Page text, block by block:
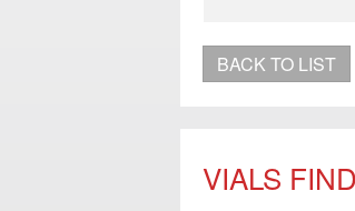
BACK TO LIST
VIALS